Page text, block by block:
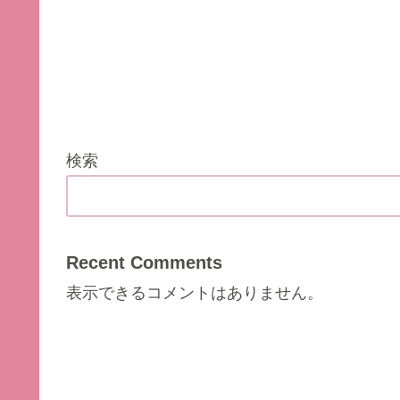
検索
Recent Comments
表示できるコメントはありません。